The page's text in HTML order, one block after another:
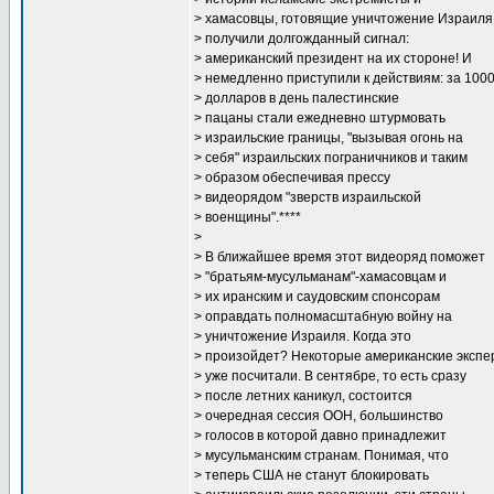
> хамасовцы, готовящие уничтожение
> получили долгожданный сигнал:
> американский президент на их стороне! И
> немедленно приступили к действиям: за 1000
> долларов в день палестинские
> пацаны стали ежедневно штурмовать
> израильские границы, "вызывая огонь на
> себя" израильских пограничников и таким
> образом обеспечивая прессу
> видеорядом "зверств израильской
> военщины".****
>
> В ближайшее время этот видеоряд поможет
> "братьям-мусульманам"-хамасовцам и
> их иранским и саудовским спонсорам
> оправдать полномасштабную войну на
> уничтожение Израиля. Когда это
> произойдет? Некоторые американские
> уже посчитали. В сентябре, то есть сразу
> после летних каникул, состоится
> очередная сессия ООН, большинство
> голосов в которой давно принадлежит
> мусульманским странам. Понимая, что
> теперь США не станут блокировать